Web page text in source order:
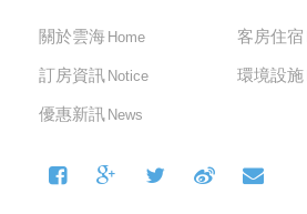
關於雲海 Home 客房住宿
訂房資訊 Notice 環境設施
優惠新訊 News